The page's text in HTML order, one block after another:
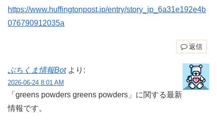
https://www.huffingtonpost.jp/entry/story_jp_6a31e192e4b
076790912035a
返信
ぶちくま情報Bot より:
2026-06-24 8:01 AM
「greens powders greens powders」に関する最新
情報です。